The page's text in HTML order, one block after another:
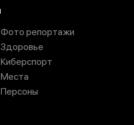
Фото репортажи
Здоровье
Киберспорт
Места
Персоны